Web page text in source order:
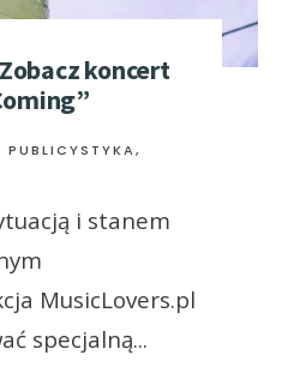
koncert
PUBLICYSTYKA,
i stanem
MusicLovers.pl
specjalną...